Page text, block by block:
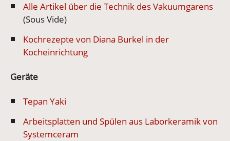
Alle Artikel über die Technik des Vakuumgarens
(Sous Vide)
Kochrezepte von Diana Burkel in der
Kocheinrichtung
Geräte
Tepan Yaki
Arbeitsplatten und Spülen aus Laborkeramik von
Systemceram